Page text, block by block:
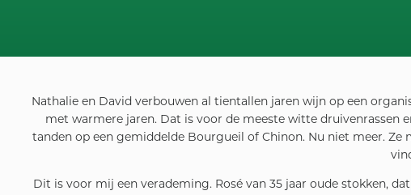
Nathalie en David verbouwen al tientallen jaren wijn op een
met warmere jaren. Dat is voor de meeste witte druivenrassen
tanden op een gemiddelde Bourgueil of Chinon. Nu niet meer. Ze
Dit is voor mij een verademing. Rosé van 35 jaar oude stokken,